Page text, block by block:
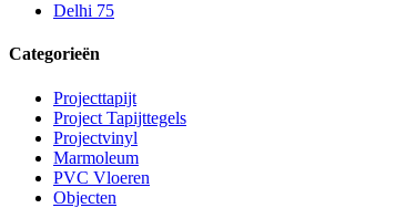
Delhi 75
Categorieën
Projecttapijt
Project Tapijttegels
Projectvinyl
Marmoleum
PVC Vloeren
Objecten